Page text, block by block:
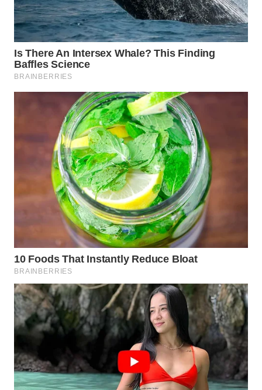
WN
BINTAN
WN
MANDALIKA
WN
WN
LABUANBAJO
BORNEO
Group
WAHANA
NEWS
WAHANA
TANI
WAHANA
ADVOKAT